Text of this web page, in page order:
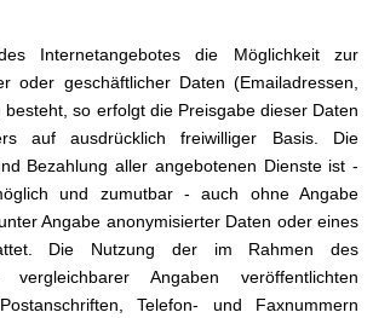
Internetangebotes die Möglichkeit zur
oder geschäftlicher Daten (Emailadressen,
besteht, so erfolgt die Preisgabe dieser Daten
auf ausdrücklich freiwilliger Basis. Die
Bezahlung aller angebotenen Dienste ist -
und zumutbar - auch ohne Angabe
Angabe anonymisierter Daten oder eines
Die Nutzung der im Rahmen des
Angaben veröffentlichten
Telefon- und Faxnummern